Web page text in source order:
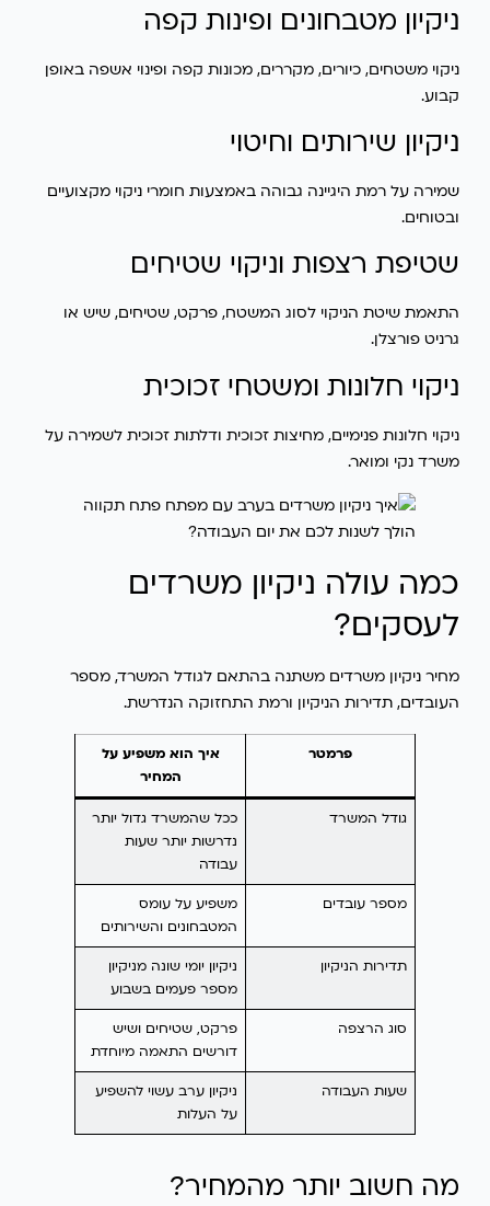
ניקיון מטבחונים ופינות קפה
ניקוי משטחים, כיורים, מקררים, מכונות קפה ופינוי אשפה באופן
קבוע.
ניקיון שירותים וחיטוי
שמירה על רמת היגיינה גבוהה באמצעות חומרי ניקוי מקצועיים
ובטוחים.
שטיפת רצפות וניקוי שטיחים
התאמת שיטת הניקוי לסוג המשטח, פרקט, שטיחים, שיש או
גרניט פורצלן.
ניקוי חלונות ומשטחי זכוכית
ניקוי חלונות פנימיים, מחיצות זכוכית ודלתות זכוכית לשמירה על
משרד נקי ומואר.
כמה עולה ניקיון משרדים
לעסקים?
מחיר ניקיון משרדים משתנה בהתאם לגודל המשרד, מספר
העובדים, תדירות הניקיון ורמת התחזוקה הנדרשת.
פרמטר
איך הוא משפיע על
המחיר
גודל המשרד
ככל שהמשרד גדול יותר
נדרשות יותר שעות
עבודה
מספר עובדים
משפיע על עומס
המטבחונים והשירותים
תדירות הניקיון
ניקיון יומי שונה מניקיון
מספר פעמים בשבוע
סוג הרצפה
פרקט, שטיחים ושיש
דורשים התאמה מיוחדת
שעות העבודה
ניקיון ערב עשוי להשפיע
על העלות
מה חשוב יותר מהמחיר?